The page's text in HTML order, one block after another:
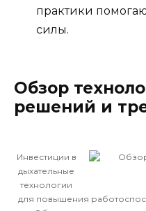
практики
силы.
Обзор
решений и
Инвестиции в
дыхательные
технологии
для повышения